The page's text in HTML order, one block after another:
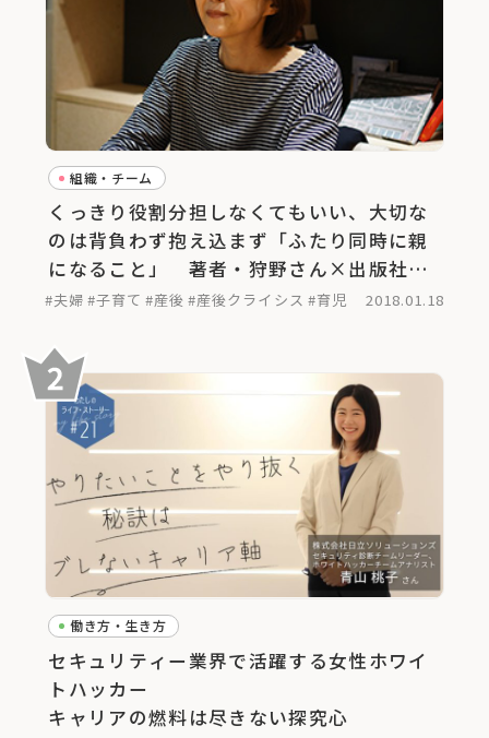
組織・チーム
くっきり役割分担しなくてもいい、大切な
のは背負わず抱え込まず「ふたり同時に親
になること」 著者・狩野さん×出版社代
表・古川さん対談
#夫婦 #子育て #産後 #産後クライシス #育児 2018.01.18
働き方・生き方
セキュリティー業界で活躍する女性ホワイ
トハッカー
キャリアの燃料は尽きない探究心